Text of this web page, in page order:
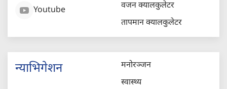
Youtube
वजन क्यालकुलेटर
तापमान क्यालकुलेटर
न्याभिगेशन
मनोरञ्जन
स्वास्थ्य